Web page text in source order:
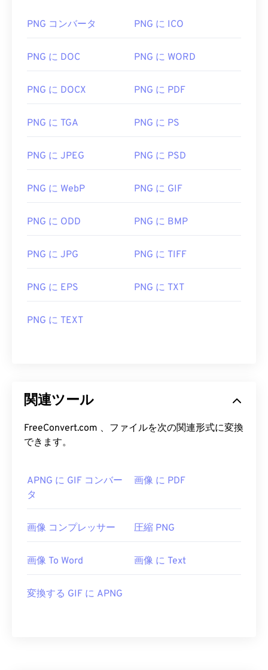
PNG コンバータ PNG に ICO
PNG に DOC PNG に WORD
PNG に DOCX PNG に PDF
PNG に TGA PNG に PS
PNG に JPEG PNG に PSD
PNG に WebP PNG に GIF
PNG に ODD PNG に BMP
PNG に JPG PNG に TIFF
PNG に EPS PNG に TXT
PNG に TEXT
関連ツール
FreeConvert.com 、ファイルを次の関連形式に変換
できます。
APNG に GIF コンバー
タ
画像 に PDF
画像 コンプレッサー 圧縮 PNG
画像 To Word 画像 に Text
変換する GIF に APNG